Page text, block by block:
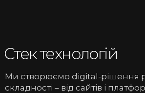
Стек технологій
Ми створюємо digital-рішення
складності – від сайтів і